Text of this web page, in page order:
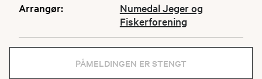
Arrangør:
Numedal Jeger og
Fiskerforening
PÅMELDINGEN ER STENGT